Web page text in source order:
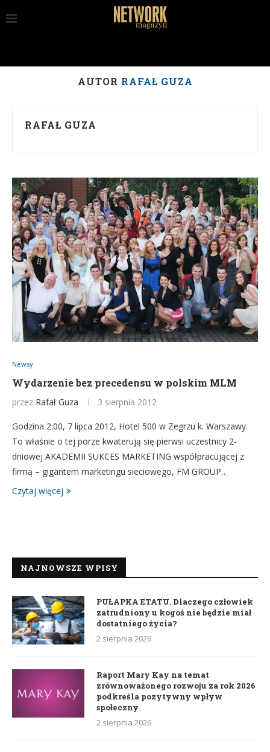
AUTOR RAFAŁ GUZA
RAFAŁ GUZA
Newsy
Wydarzenie bez precedensu w polskim MLM
przez Rafał Guza 3 sierpnia 2012
Godzina 2:00, 7 lipca 2012, Hotel 500 w Zegrzu k. Warszawy.
To właśnie o tej porze kwaterują się pierwsi uczestnicy 2-
dniowej AKADEMII SUKCES MARKETING współpracującej z
firmą – gigantem marketingu sieciowego, FM GROUP…
Czytaj więcej
NAJNOWSZE WPISY
PUŁAPKA ETATU. Dlaczego człowiek
zatrudniony u kogoś nie będzie miał
dostatniego życia?
2 sierpnia 2026
Raport Mary Kay na temat
zrównoważonego rozwoju za rok 2026
podkreśla pozytywny wpływ
społeczny
2 sierpnia 2026